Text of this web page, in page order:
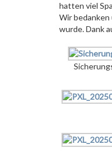
hatten viel
Wir bedanken
wurde. Dank